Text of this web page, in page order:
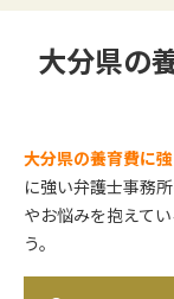
大分県の
大分県の養育費に
に強い弁護士事務
やお悩みを抱えて
う。